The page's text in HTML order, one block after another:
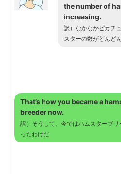
the number of
increasing.
訳）なかなかピカチ
スターの数がどんど
That’s how you became a
breeder now.
訳）そうして、今ではハムスターブリ
ったわけだ